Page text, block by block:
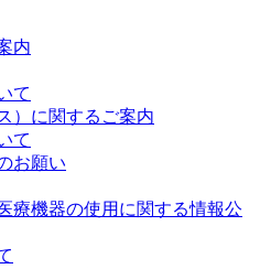
内
て
）に関するご案内
て
お願い
療機器の使用に関する情報公